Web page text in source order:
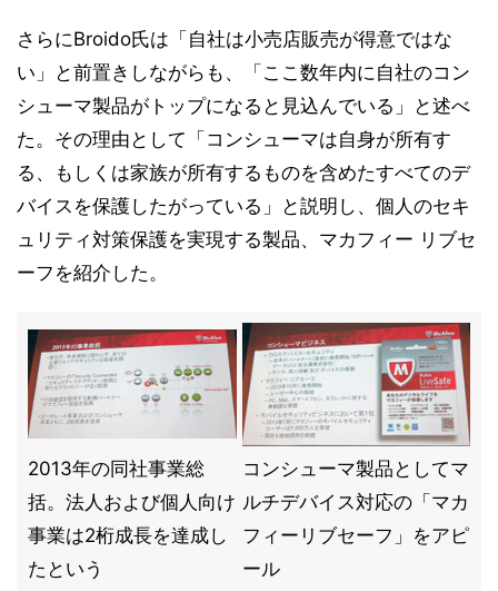
さらにBroido氏は「自社は小売店販売が得意ではな
い」と前置きしながらも、「ここ数年内に自社のコン
シューマ製品がトップになると見込んでいる」と述べ
た。その理由として「コンシューマは自身が所有す
る、もしくは家族が所有するものを含めたすべてのデ
バイスを保護したがっている」と説明し、個人のセキ
ュリティ対策保護を実現する製品、マカフィー リブセ
ーフを紹介した。
2013年の同社事業総
括。法人および個人向け
事業は2桁成長を達成し
たという
コンシューマ製品としてマ
ルチデバイス対応の「マカ
フィーリブセーフ」をアピ
ール